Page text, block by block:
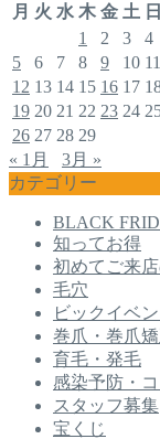
月 火 水 木 金 土 日
1
2 3
4
5
6 7 8 9 10 11
12 13 14 15 16 17
19 20 21 22 23 24
26 27 28 29
« 1月
3月 »
カテゴリー
BLACK
知ってお得
初めてご来
毛穴
ビックイベン
巻爪・巻爪
育毛・発毛
感染予防・
スタッフ募集
宝くじ